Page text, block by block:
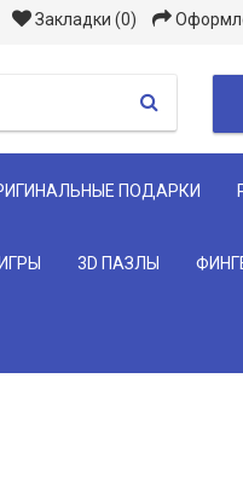
Закладки (0)
ПОДАРКИ
ИГРЫ 3D ПАЗЛЫ